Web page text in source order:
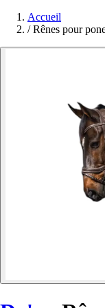
Accueil
/ Rênes pour